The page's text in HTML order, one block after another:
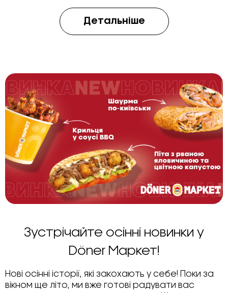
Детальніше
Зустрічайте осінні новинки у
Döner Маркет!
Нові осінні історії, які закохають у себе! Поки за
вікном ще літо, ми вже готові радувати вас